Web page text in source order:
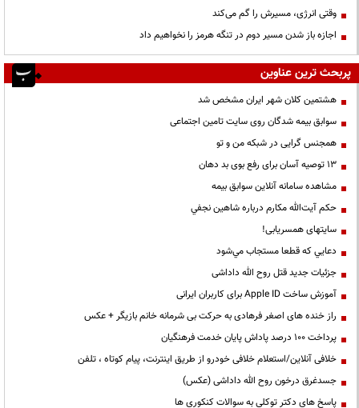
وقتی انرژی، مسیرش را گم می‌کند
اجازه باز شدن مسیر دوم در تنگه هرمز را نخواهیم داد
پربحث ترین عناوین
هشتمین کلان شهر ایران مشخص شد
سوابق بیمه شدگان روی سایت تامین اجتماعی
همجنس گرایی در شبکه من و تو
13 توصیه آسان برای رفع بوی بد دهان
مشاهده سامانه آنلاين سوابق بیمه
حكم آيت‌الله مكارم درباره شاهين نجفي
سایتهای همسریابی!
دعايي كه قطعا مستجاب مي‌شود
جزئیات جدید قتل روح الله داداشی
آموزش ساخت Apple ID برای کاربران ایرانی
راز خنده های اصغر فرهادی به حرکت بی شرمانه خانم بازیگر + عکس
پرداخت ۱۰۰ درصد پاداش پایان خدمت فرهنگیان
خلافی آنلاین/استعلام خلافی خودرو از طریق اینترنت، پیام کوتاه ، تلفن
جسدغرق درخون روح الله داداشی (عکس)
پاسخ های دکتر توکلی به سوالات کنکوری ها